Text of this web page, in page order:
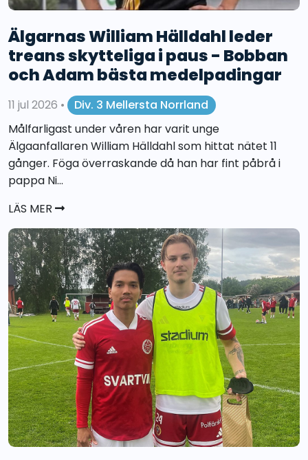
Älgarnas William Hälldahl leder
treans skytteliga i paus - Bobban
och Adam bästa medelpadingar
11 jul 2026 •
Div. 3 Mellersta Norrland
Målfarligast under våren har varit unge
Älgaanfallaren William Hälldahl som hittat nätet 11
gånger. Föga överraskande då han har fint påbrå i
pappa Ni...
LÄS MER